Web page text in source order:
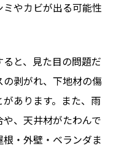
やカビが出る可能性
と、見た目の問題だ
剥がれ、下地材の傷
あります。また、雨
、天井材がたわんで
・外壁・ベランダま